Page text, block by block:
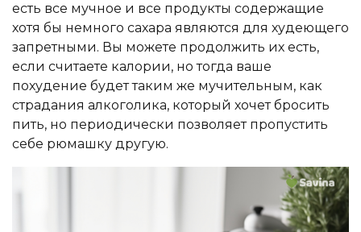
есть все мучное и все продукты содержащие
хотя бы немного сахара являются для худеющего
запретными. Вы можете продолжить их есть,
если считаете калории, но тогда ваше
похудение будет таким же мучительным, как
страдания алкоголика, который хочет бросить
пить, но периодически позволяет пропустить
себе рюмашку другую.